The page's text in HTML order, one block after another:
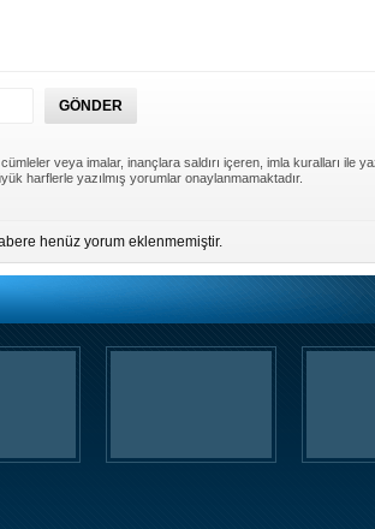
veya imalar, inançlara saldırı içeren, imla kuralları ile
harflerle yazılmış yorumlar onaylanmamaktadır.
henüz yorum eklenmemiştir.